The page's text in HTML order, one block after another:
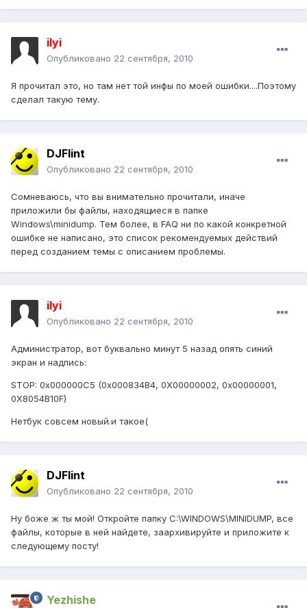
ilyi
Опубликовано 22 сентября, 2010
Я прочитал это, но там нет той инфы по моей ошибки....Поэтому
сделал такую тему.
DJFlint
Опубликовано 22 сентября, 2010
Сомневаюсь, что вы внимательно прочитали, иначе
приложили бы файлы, находящиеся в папке
Windows\minidump. Тем более, в FAQ ни по какой конкретной
ошибке не написано, это список рекомендуемых действий
перед созданием темы с описанием проблемы.
ilyi
Опубликовано 22 сентября, 2010
Администратор, вот буквально минут 5 назад опять синий
экран и надпись:
STOP: 0х000000C5 (0x000834B4, 0X00000002, 0x00000001,
0X8054B10F)
Нетбук совсем новый.и такое(
DJFlint
Опубликовано 22 сентября, 2010
Ну боже ж ты мой! Откройте папку C:\WINDOWS\MINIDUMP, все
файлы, которые в ней найдете, заархивируйте и приложите к
следующему посту!
Yezhishe